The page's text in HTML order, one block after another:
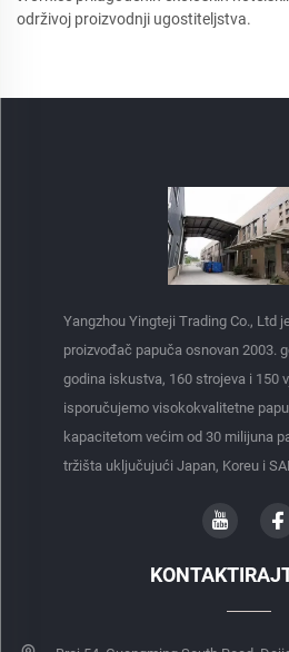
održivoj proizvodnji ugostiteljstva.
Yangzhou Yingteji Trading Co., Ltd
proizvođač papuča osnovan 2003.
godina iskustva, 160 strojeva i 150
isporučujemo visokokvalitetne
kapacitetom većim od 30 milijuna
tržišta uključujući Japan, Koreu i